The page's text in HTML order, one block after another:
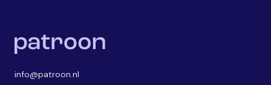
info@patroon.nl